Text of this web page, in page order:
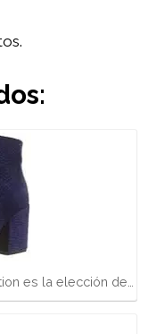
es la elección de…